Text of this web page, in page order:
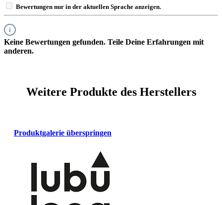
Bewertungen nur in der aktuellen Sprache anzeigen.
Keine Bewertungen gefunden. Teile Deine Erfahrungen mit
anderen.
Weitere Produkte des Herstellers
Produktgalerie überspringen